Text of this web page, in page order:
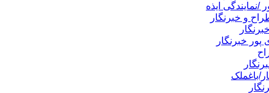
نمایندگی ایذه
و خبرنگار
خبرنگار
باغملک